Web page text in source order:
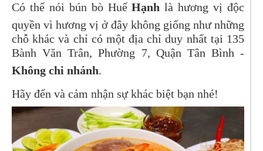
Có thể nói bún bò HuếHạnhlà hương vị độc
quyền vì hương vị ở đây không giống như những
chỗ khác và chỉ có một địa chỉ duy nhất tại 135
Bành Văn Trân, Phường 7, Quận Tân Bình -
Không chi nhánh.
Hãy đến và cảm nhận sự khác biệt bạn nhé!